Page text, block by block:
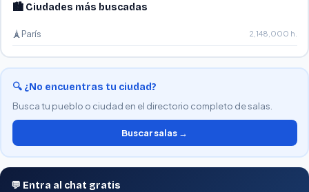
🏙️ Ciudades más buscadas
🗼 París 2,148,000 h.
🔍 ¿No encuentras tu ciudad?
Busca tu pueblo o ciudad en el directorio completo de salas.
Buscar salas →
💬 Entra al chat gratis